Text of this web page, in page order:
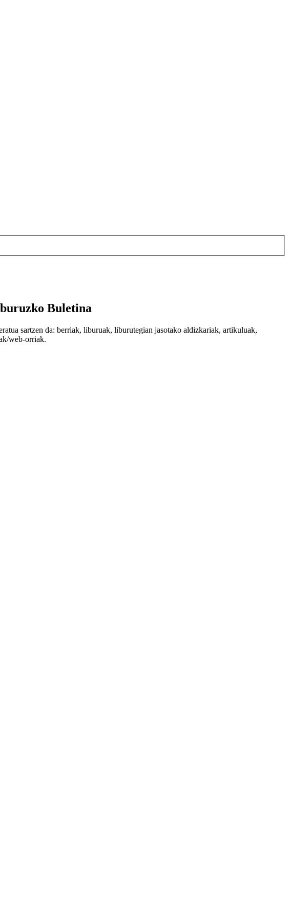
Buletina
sartzen da: berriak, liburuak, liburutegian jasotako aldizkariak, artikuluak,
web-orriak.